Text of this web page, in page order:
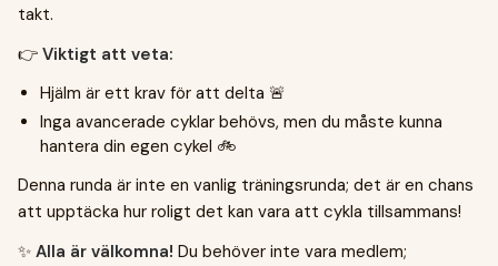
takt.
👉 Viktigt att veta:
Hjälm är ett krav för att delta 🚨
Inga avancerade cyklar behövs, men du måste kunna
hantera din egen cykel 🚲
Denna runda är inte en vanlig träningsrunda; det är en chans
att upptäcka hur roligt det kan vara att cykla tillsammans!
✨ Alla är välkomna! Du behöver inte vara medlem;